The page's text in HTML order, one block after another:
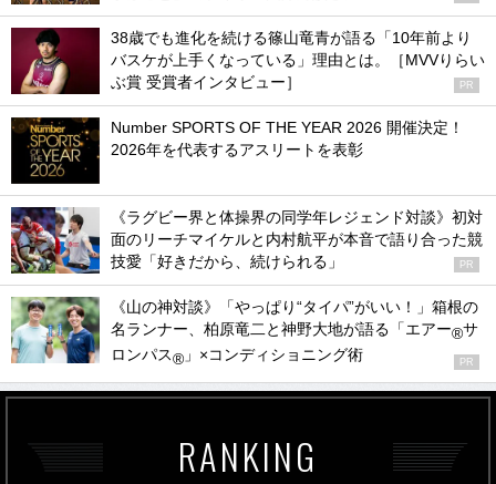
38歳でも進化を続ける篠山竜青が語る「10年前より
バスケが上手くなっている」理由とは。［MVVりらい
ぶ賞 受賞者インタビュー］
PR
Number SPORTS OF THE YEAR 2026 開催決定！
2026年を代表するアスリートを表彰
《ラグビー界と体操界の同学年レジェンド対談》初対
面のリーチマイケルと内村航平が本音で語り合った競
技愛「好きだから、続けられる」
PR
《山の神対談》「やっぱり“タイパ”がいい！」箱根の
名ランナー、柏原竜二と神野大地が語る「エアー®サ
ロンパス® 」×コンディショニング術 PR
RANKING